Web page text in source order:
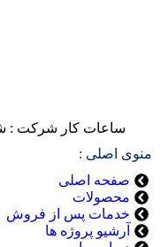
ساعات کار شرکت : شنبه تا
منوی اصلی :
صفحه اصلی
محصولات
خدمات پس از فروش
آرشیو پروژه ها